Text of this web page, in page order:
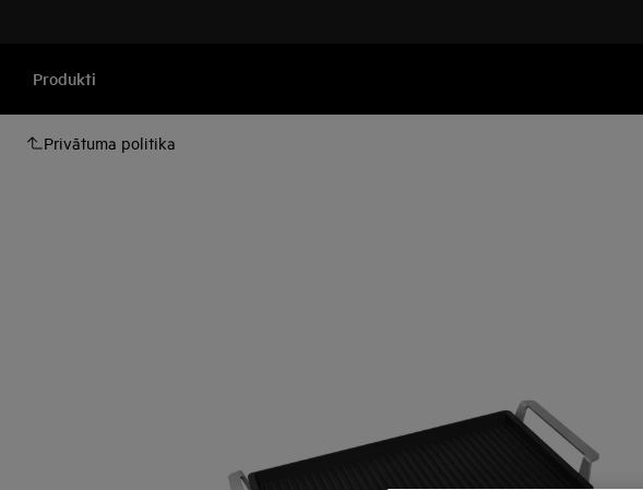
Produkti
Privātuma politika